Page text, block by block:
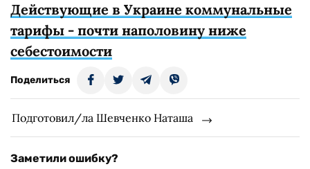
Действующие в Украине коммунальные
тарифы - почти наполовину ниже
себестоимости
Поделиться
Подготовил/ла Шевченко Наташа
Заметили ошибку?